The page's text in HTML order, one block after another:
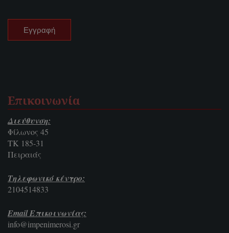
Επικοινωνία
Διεύθυνση:
Φίλωνος 45
ΤΚ 185-31
Πειραιάς
Τηλεφωνικό κέντρο:
2104514833
Email Επικοινωνίας:
info@impenimerosi.gr